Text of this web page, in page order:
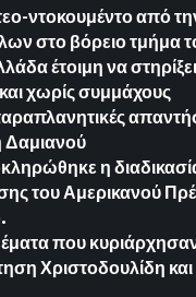
ντοκουμέντο από
στο βόρειο τμήμα
έτοιμη να
χωρίς συμμάχους
Δαμιανού
η
του Αμερικανού
που
Χριστοδουλίδη